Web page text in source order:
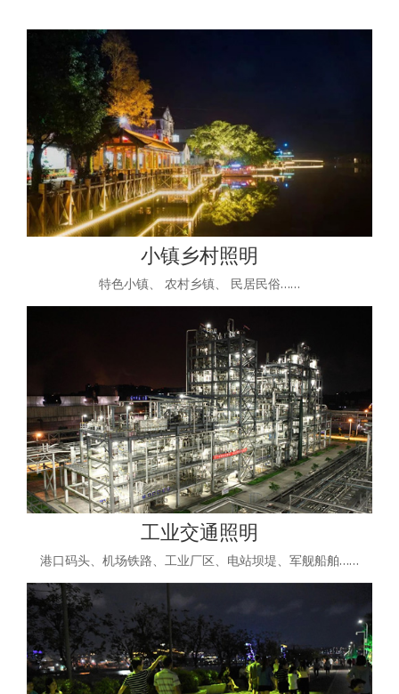
小镇乡村照明
特色小镇、 农村乡镇、 民居民俗……
工业交通照明
港口码头、机场铁路、工业厂区、电站坝堤、军舰船舶……